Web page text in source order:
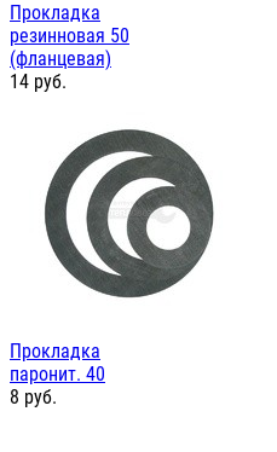
Прокладка
резинновая 50
(фланцевая)
14 руб.
Прокладка
паронит. 40
8 руб.